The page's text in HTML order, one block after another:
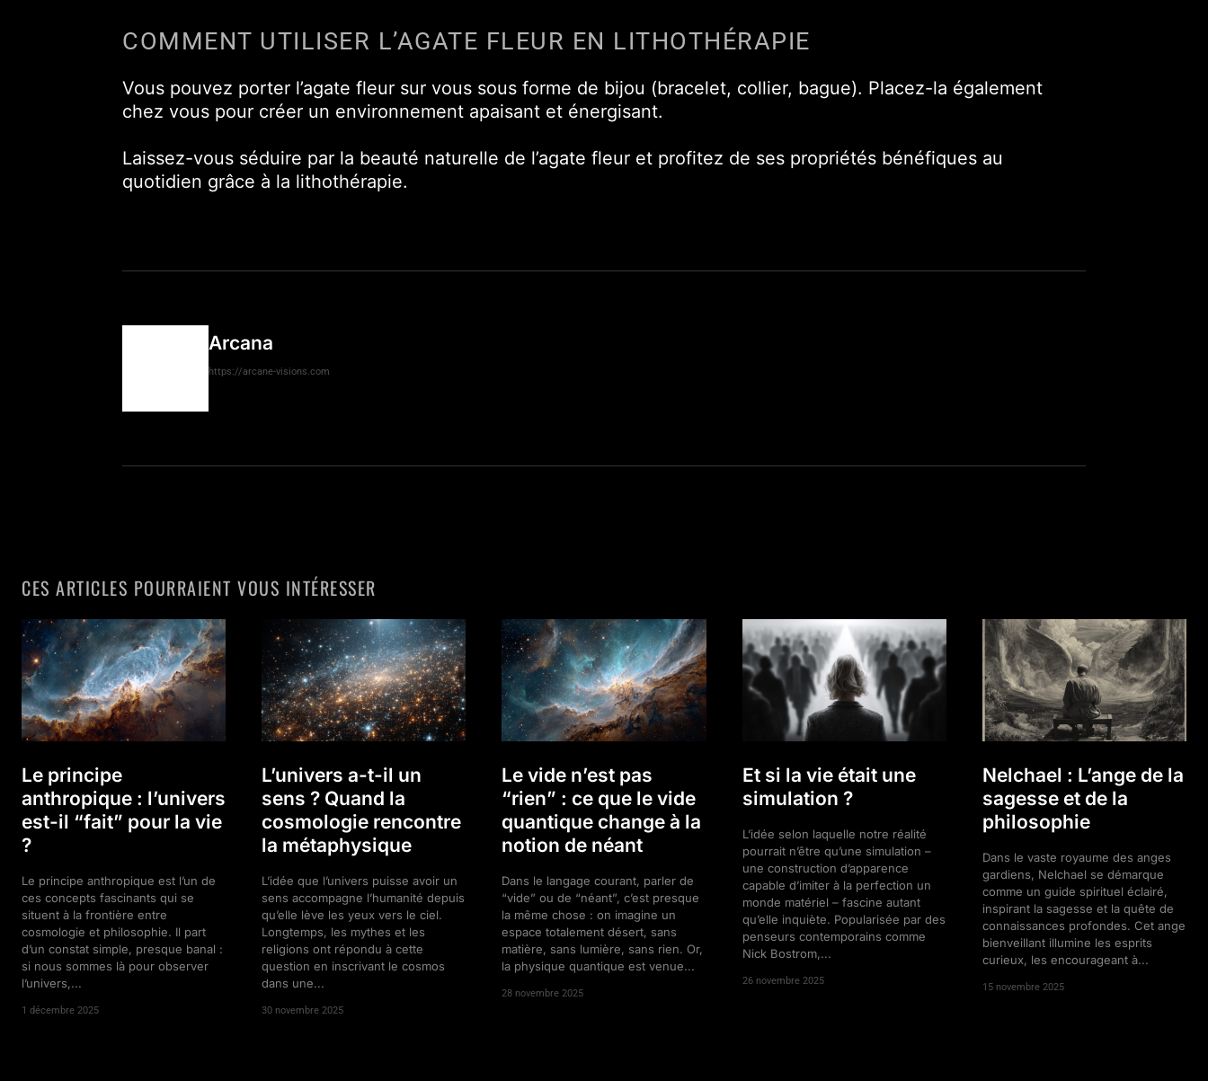
COMMENT UTILISER L’AGATE FLEUR EN LITHOTHÉRAPIE
Vous pouvez porter l’agate fleur sur vous sous forme de bijou (bracelet, collier, bague). Placez-la également
chez vous pour créer un environnement apaisant et énergisant.
Laissez-vous séduire par la beauté naturelle de l’agate fleur et profitez de ses propriétés bénéfiques au
quotidien grâce à la lithothérapie.
Arcana
https://arcane-visions.com
CES ARTICLES POURRAIENT VOUS INTÉRESSER
Le principe
anthropique : l’univers
est-il “fait” pour la vie
?
Le principe anthropique est l’un de
ces concepts fascinants qui se
situent à la frontière entre
cosmologie et philosophie. Il part
d’un constat simple, presque banal :
si nous sommes là pour observer
l’univers,...
1 décembre 2025
L’univers a-t-il un
sens ? Quand la
cosmologie rencontre
la métaphysique
L’idée que l’univers puisse avoir un
sens accompagne l’humanité depuis
qu’elle lève les yeux vers le ciel.
Longtemps, les mythes et les
religions ont répondu à cette
question en inscrivant le cosmos
dans une...
30 novembre 2025
Le vide n’est pas
“rien” : ce que le vide
quantique change à la
notion de néant
Dans le langage courant, parler de
“vide” ou de “néant”, c’est presque
la même chose : on imagine un
espace totalement désert, sans
matière, sans lumière, sans rien. Or,
la physique quantique est venue...
28 novembre 2025
Et si la vie était une
simulation ?
L’idée selon laquelle notre réalité
pourrait n’être qu’une simulation –
une construction d’apparence
capable d’imiter à la perfection un
monde matériel – fascine autant
qu’elle inquiète. Popularisée par des
penseurs contemporains comme
Nick Bostrom,...
26 novembre 2025
Nelchael : L’ange de la
sagesse et de la
philosophie
Dans le vaste royaume des anges
gardiens, Nelchael se démarque
comme un guide spirituel éclairé,
inspirant la sagesse et la quête de
connaissances profondes. Cet ange
bienveillant illumine les esprits
curieux, les encourageant à...
15 novembre 2025